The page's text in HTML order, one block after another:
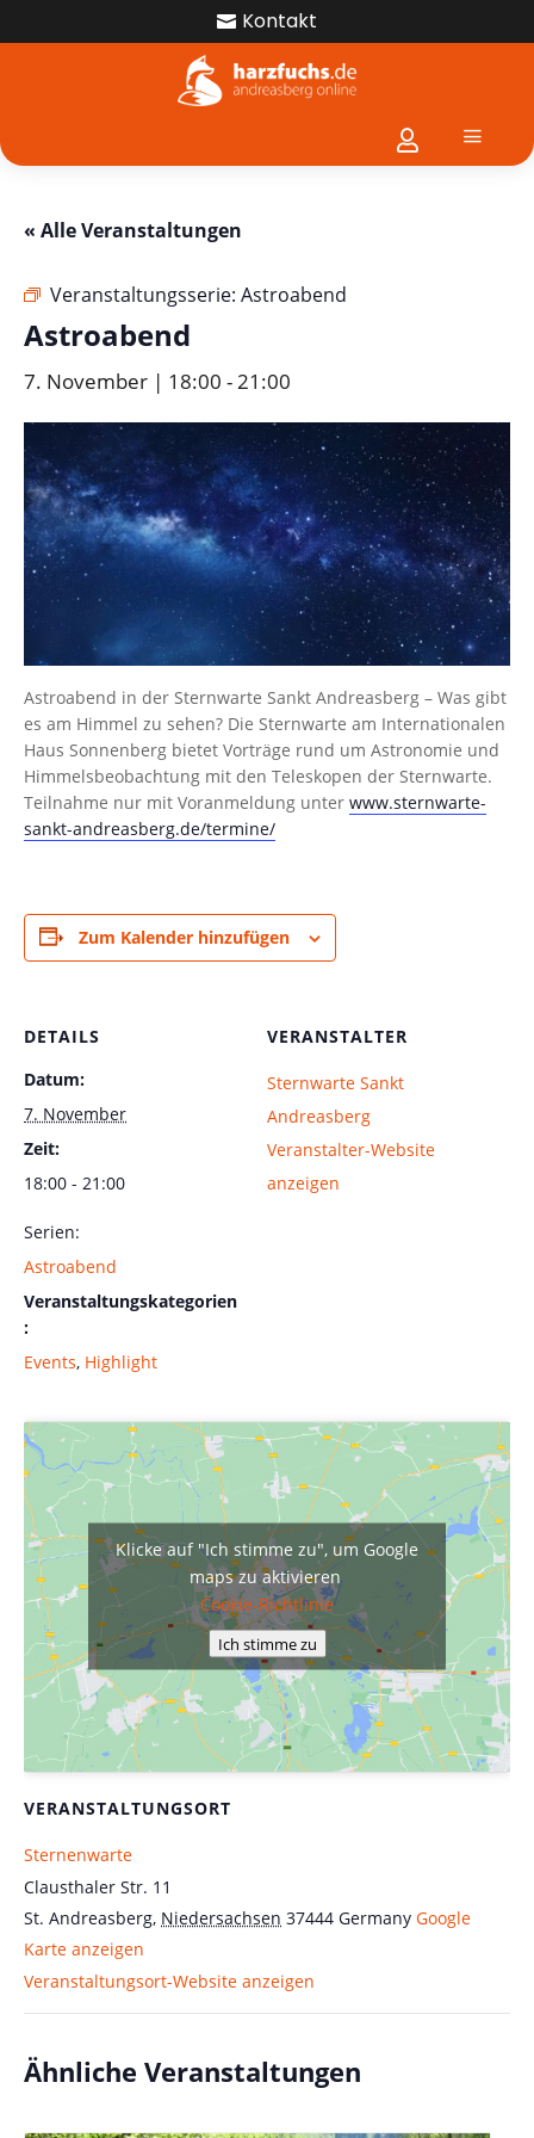
 Kontakt
 a
« Alle Veranstaltungen
Veranstaltungsserie: Astroabend
Astroabend
7. November | 18:00 - 21:00
Astroabend in der Sternwarte Sankt Andreasberg – Was gibt
es am Himmel zu sehen? Die Sternwarte am Internationalen
Haus Sonnenberg bietet Vorträge rund um Astronomie und
Himmelsbeobachtung mit den Teleskopen der Sternwarte.
Teilnahme nur mit Voranmeldung unter www.sternwarte-
sankt-andreasberg.de/termine/
Zum Kalender hinzufügen
DETAILS
Datum:
7. November
Zeit:
18:00 - 21:00
Serien:
Astroabend
Veranstaltungskategorien
:
Events, Highlight
VERANSTALTER
Sternwarte Sankt
Andreasberg
Veranstalter-Website
anzeigen
VERANSTALTUNGSORT
Sternenwarte
Clausthaler Str. 11
St. Andreasberg, Niedersachsen 37444 Germany Google
Karte anzeigen
Veranstaltungsort-Website anzeigen
Klicke auf "Ich stimme zu", um Google
maps zu aktivieren
Cookie-Richtlinie
Ich stimme zu
Ähnliche Veranstaltungen